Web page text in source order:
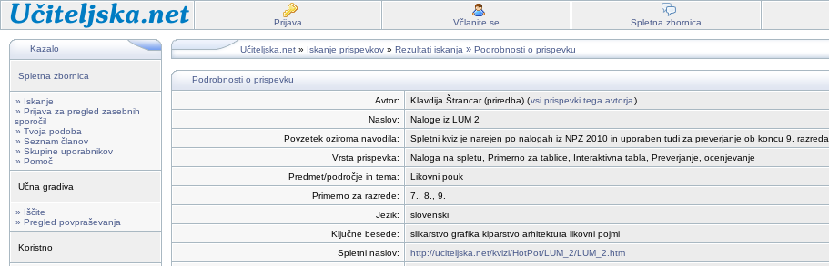
Prijava Včlanite se Spletna zbornica
Kazalo
Spletna zbornica
» Iskanje
» Prijava za pregled zasebnih
sporočil
» Tvoja podoba
» Seznam članov
» Skupine uporabnikov
» Pomoč
Učna gradiva
» Iščite
» Pregled povpraševanja
Koristno
Učiteljska.net » Iskanje prispevkov » Rezultati iskanja » Podrobnosti o prispevku
Podrobnosti o prispevku
Avtor: Klavdija Štrancar (priredba) (vsi prispevki tega avtorja)
Naslov:
Naloge iz LUM 2
Povzetek oziroma navodila:
Spletni kviz je narejen po nalogah iz NPZ 2010 in uporaben tudi za preverjanje ob koncu 9. razreda.
Vrsta prispevka:
Naloga na spletu, Primerno za tablice, Interaktivna tabla, Preverjanje, ocenjevanje
Predmet/področje in tema:
Likovni pouk
Primerno za razrede:
7., 8., 9.
Jezik:
slovenski
Ključne besede:
slikarstvo grafika kiparstvo arhitektura likovni pojmi
Spletni naslov:
http://uciteljska.net/kvizi/HotPot/LUM_2/LUM_2.htm